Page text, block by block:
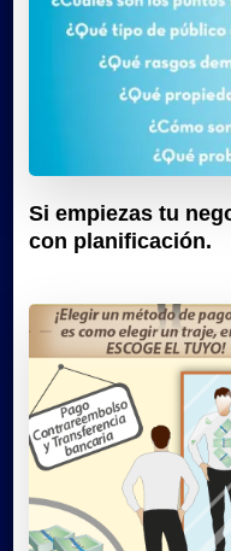
Si empiezas tu
con planificación.